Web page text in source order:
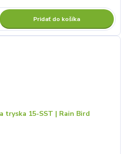
Pridať do košíka